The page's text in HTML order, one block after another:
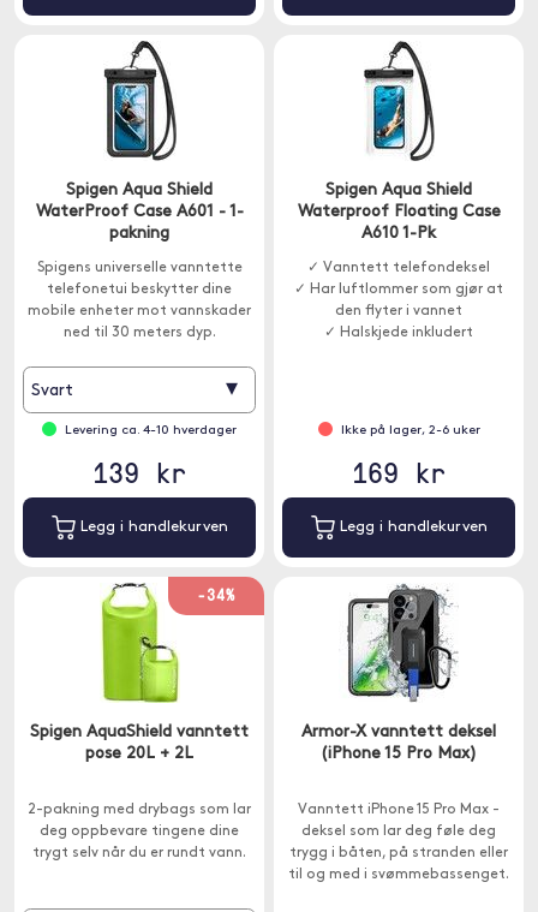
Spigen Aqua Shield
WaterProof Case A601 - 1-
pakning
Spigens universelle vanntette
telefonetui beskytter dine
mobile enheter mot vannskader
ned til 30 meters dyp.
Svart ▾
Levering ca. 4-10 hverdager
139 kr
Legg i handlekurven
Spigen Aqua Shield
Waterproof Floating Case
A610 1-Pk
✓ Vanntett telefondeksel
✓ Har luftlommer som gjør at
den flyter i vannet
✓ Halskjede inkludert
Ikke på lager, 2-6 uker
169 kr
Legg i handlekurven
-34%
Spigen AquaShield vanntett
pose 20L + 2L
2-pakning med drybags som lar
deg oppbevare tingene dine
trygt selv når du er rundt vann.
Armor-X vanntett deksel
(iPhone 15 Pro Max)
Vanntett iPhone 15 Pro Max -
deksel som lar deg føle deg
trygg i båten, på stranden eller
til og med i svømmebassenget.